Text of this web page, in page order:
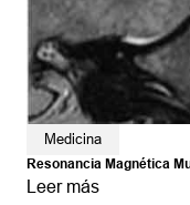
Medicina
Resonancia Magnética
Leer más